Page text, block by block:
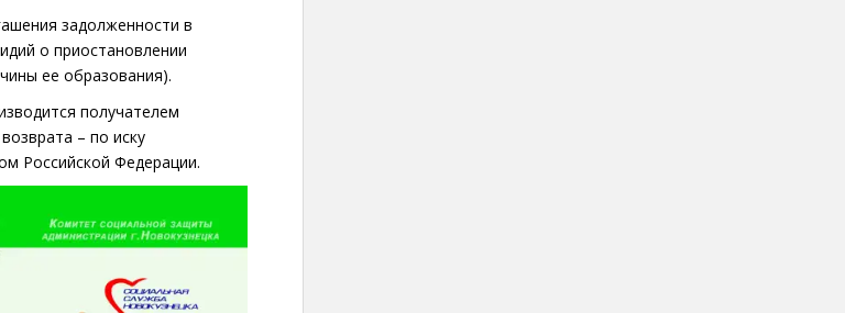
задолженности в
о приостановлении
ее образования).
получателем
– по иску
Российской Федерации.